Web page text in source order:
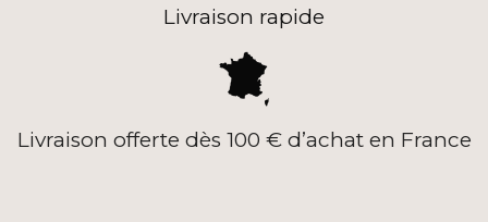
Livraison rapide
Livraison offerte dès 100 € d’achat en France